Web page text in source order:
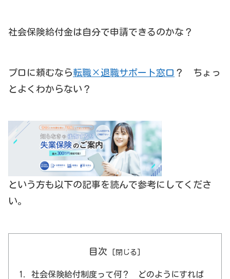
社会保険給付金は自分で申請できるのかな？
プロに頼むなら転職×退職サポート窓口 ？ ちょっ
とよくわからない？
という方も以下の記事を読んで参考にしてくださ
い。
目次
社会保険給付制度って何？ どのようにすれば